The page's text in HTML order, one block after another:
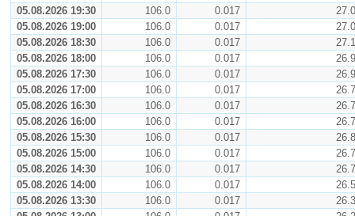
05.08.2026 19:30
106.0 0.017
27.0
05.08.2026 19:00
106.0 0.017
27.0
05.08.2026 18:30
106.0 0.017
27.1
05.08.2026 18:00
106.0 0.017
26.9
05.08.2026 17:30
106.0 0.017
26.9
05.08.2026 17:00
106.0 0.017
26.7
05.08.2026 16:30
106.0 0.017
26.7
05.08.2026 16:00
106.0 0.017
26.7
05.08.2026 15:30
106.0 0.017
26.8
05.08.2026 15:00
106.0 0.017
26.7
05.08.2026 14:30
106.0 0.017
26.7
05.08.2026 14:00
106.0 0.017
26.5
05.08.2026 13:30
106.0 0.017
26.3